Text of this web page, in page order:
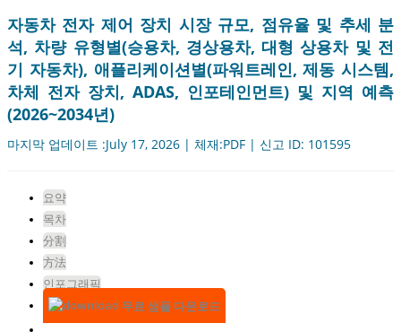
자동차 전자 제어 장치 시장 규모, 점유율 및 추세 분
석, 차량 유형별(승용차, 경상용차, 대형 상용차 및 전
기 자동차), 애플리케이션별(파워트레인, 제동 시스템,
차체 전자 장치, ADAS, 인포테인먼트) 및 지역 예측
(2026~2034년)
마지막 업데이트 :July 17, 2026 | 체재:PDF | 신고 ID: 101595
요약
목차
分割
方法
인포그래픽
무료 샘플 다운로드